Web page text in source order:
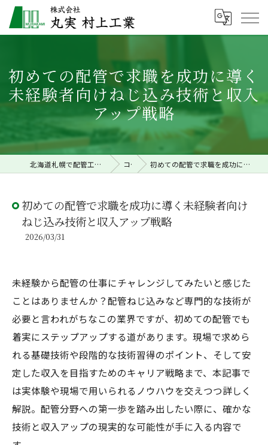
初めての配管で求職を成功に導く
未経験者向けねじ込み技術と収入
アップ戦略
北海道札幌で配管工事の求人なら株式会社丸実村上工業 コラム 初めての配管で求職を成功に導く未経験者向けねじ込み技術と収入アップ戦略
初めての配管で求職を成功に導く未経験者向け
ねじ込み技術と収入アップ戦略
2026/03/31
未経験から配管の仕事にチャレンジしてみたいと感じた
ことはありませんか？配管ねじ込みなど専門的な技術が
必要と言われがちなこの業界ですが、初めての配管でも
着実にステップアップする道があります。現場で求めら
れる基礎技術や段階的な技術習得のポイント、そして安
定した収入を目指すためのキャリア戦略まで、本記事で
は実体験や現場で用いられるノウハウを交えつつ詳しく
解説。配管分野への第一歩を踏み出したい際に、確かな
技術と収入アップの現実的な可能性が手に入る内容で